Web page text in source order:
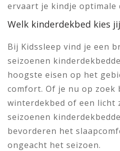
ervaart je kindje optimale
Welk kinderdekbed kies
Bij Kidssleep vind je een
seizoenen
hoogste eisen op het
comfort. Of je nu op zoek
winterdekbed of een licht
seizoenen
bevorderen het
ongeacht het seizoen.